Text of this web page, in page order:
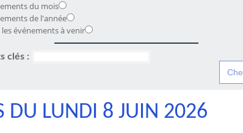
du mois
de l'année
les événements à venir
Mots clés :
DU LUNDI 8 JUIN 2026